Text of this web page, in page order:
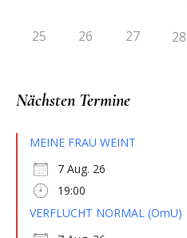
25 26 27 28
Nächsten Termine
MEINE FRAU WEINT
7 Aug. 26
19:00
VERFLUCHT NORMAL (OmU)